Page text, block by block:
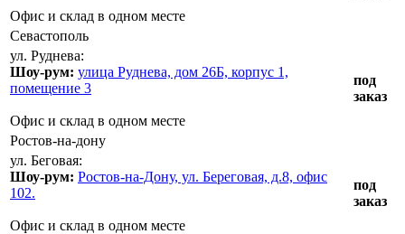
Офис и склад в одном месте
Севастополь
ул. Руднева:
Шоу-рум: улица Руднева, дом 26Б, корпус 1,
помещение 3
Офис и склад в одном месте
под
заказ
Ростов-на-дону
ул. Беговая:
Шоу-рум: Ростов-на-Дону, ул. Береговая, д.8, офис
102.
Офис и склад в одном месте
под
заказ